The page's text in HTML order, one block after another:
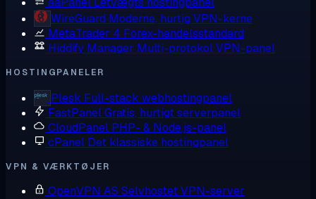
WireGuard Moderne, hurtig VPN-kerne
MetaTrader 4 Forex-handelsstandard
Hiddify Manager Multi-protokol VPN-panel
HOSTINGPANELER
Plesk Full-stack webhostingpanel
FastPanelGratis, hurtigt serverpanel
CloudPanel PHP- & Node.js-panel
cPanel Det klassiske hostingpanel
VPN & VÆRKTØJER
OpenVPN AS Selvhostet VPN-server